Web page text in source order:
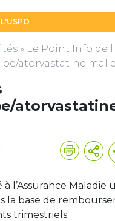
» Le Point Info de
atorvastatine mal
à l’Assurance
la base de
trimestriels